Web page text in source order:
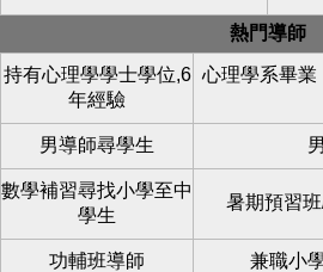
熱門導師
持有心理學學士學位,6
年經驗
心理學系畢業
男導師尋學生
數學補習尋找小學至中
學生
暑期預習
功輔班導師 兼職小